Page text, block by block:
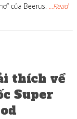
của Beerus. ...Read
thích về
Super